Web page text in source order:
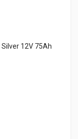
12V 75Ah